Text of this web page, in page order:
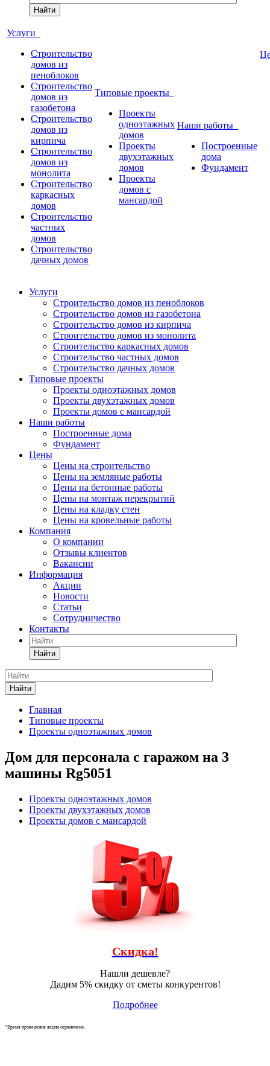
Найти
Услуги
Строительство
домов из
пеноблоков
Строительство
домов из
газобетона
Строительство
домов из
кирпича
Строительство
домов из
монолита
Строительство
каркасных
домов
Строительство
частных
домов
Строительство
дачных домов
Типовые проекты
Проекты
одноэтажных
домов
Проекты
двухэтажных
домов
Проекты
домов с
мансардой
Наши работы
Построенные
дома
Фундамент
Услуги
Строительство домов из пеноблоков
Строительство домов из газобетона
Строительство домов из кирпича
Строительство домов из монолита
Строительство каркасных домов
Строительство частных домов
Строительство дачных домов
Типовые проекты
Проекты одноэтажных домов
Проекты двухэтажных домов
Проекты домов с мансардой
Наши работы
Построенные дома
Фундамент
Цены
Цены на строительство
Цены на земляные работы
Цены на бетонные работы
Цены на монтаж перекрытий
Цены на кладку стен
Цены на кровельные работы
Компания
О компании
Отзывы клиентов
Вакансии
Информация
Акции
Новости
Статьи
Сотрудничество
Контакты
Найти
Найти
Главная
Типовые проекты
Проекты одноэтажных домов
Дом для персонала с гаражом на 3
машины Rg5051
Проекты одноэтажных домов
Проекты двухэтажных домов
Проекты домов с мансардой
Скидка!
Нашли дешевле?
Дадим 5% скидку от сметы конкурентов!
Подробнее
*Время проведения акции ограничено.